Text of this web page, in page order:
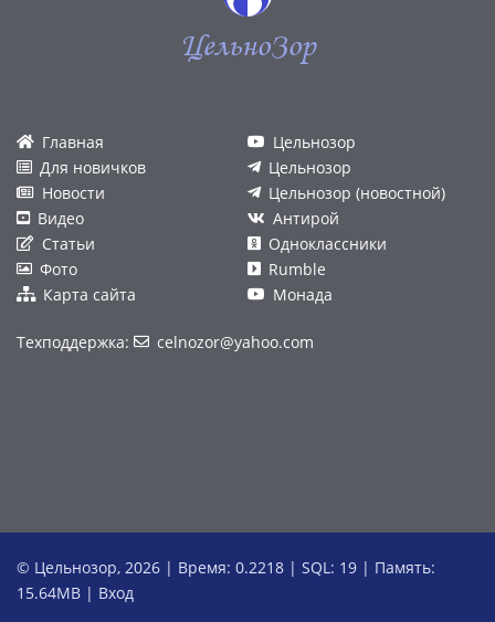
ЦельноЗор
Главная
Для новичков
Новости
Видео
Статьи
Фото
Карта сайта
Цельнозор
Цельнозор
Цельнозор (новостной)
Антирой
Одноклассники
Rumble
Монада
Техподдержка: celnozor@yahoo.com
© Цельнозор, 2026 | Время: 0.2218 | SQL: 19 | Память:
15.64MB | Вход